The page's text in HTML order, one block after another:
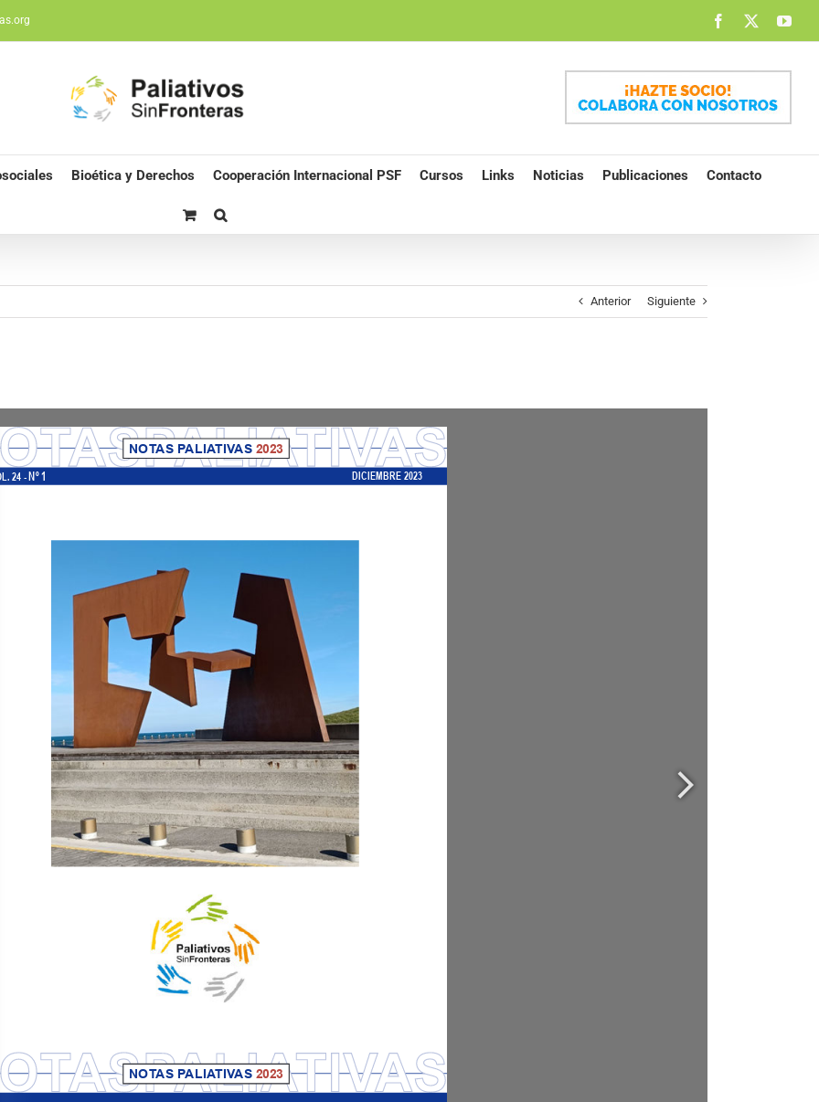
Facebook
Bioética y Derechos Cooperación Internacional PSF Cursos Links Noticias Publicaciones Contacto
Anterior Siguiente